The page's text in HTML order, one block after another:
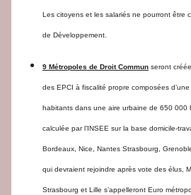
Les citoyens et les salariés ne pourront être
de Développement.
9 Métropoles de Droit Commun seront
des EPCI à fiscalité propre composées
habitants dans une aire urbaine de 650 000
calculée par l’INSEE sur la base domicile-
Bordeaux, Nice, Nantes Strasbourg,
qui devraient rejoindre après vote des élus,
Strasbourg et Lille s’appelleront Euro